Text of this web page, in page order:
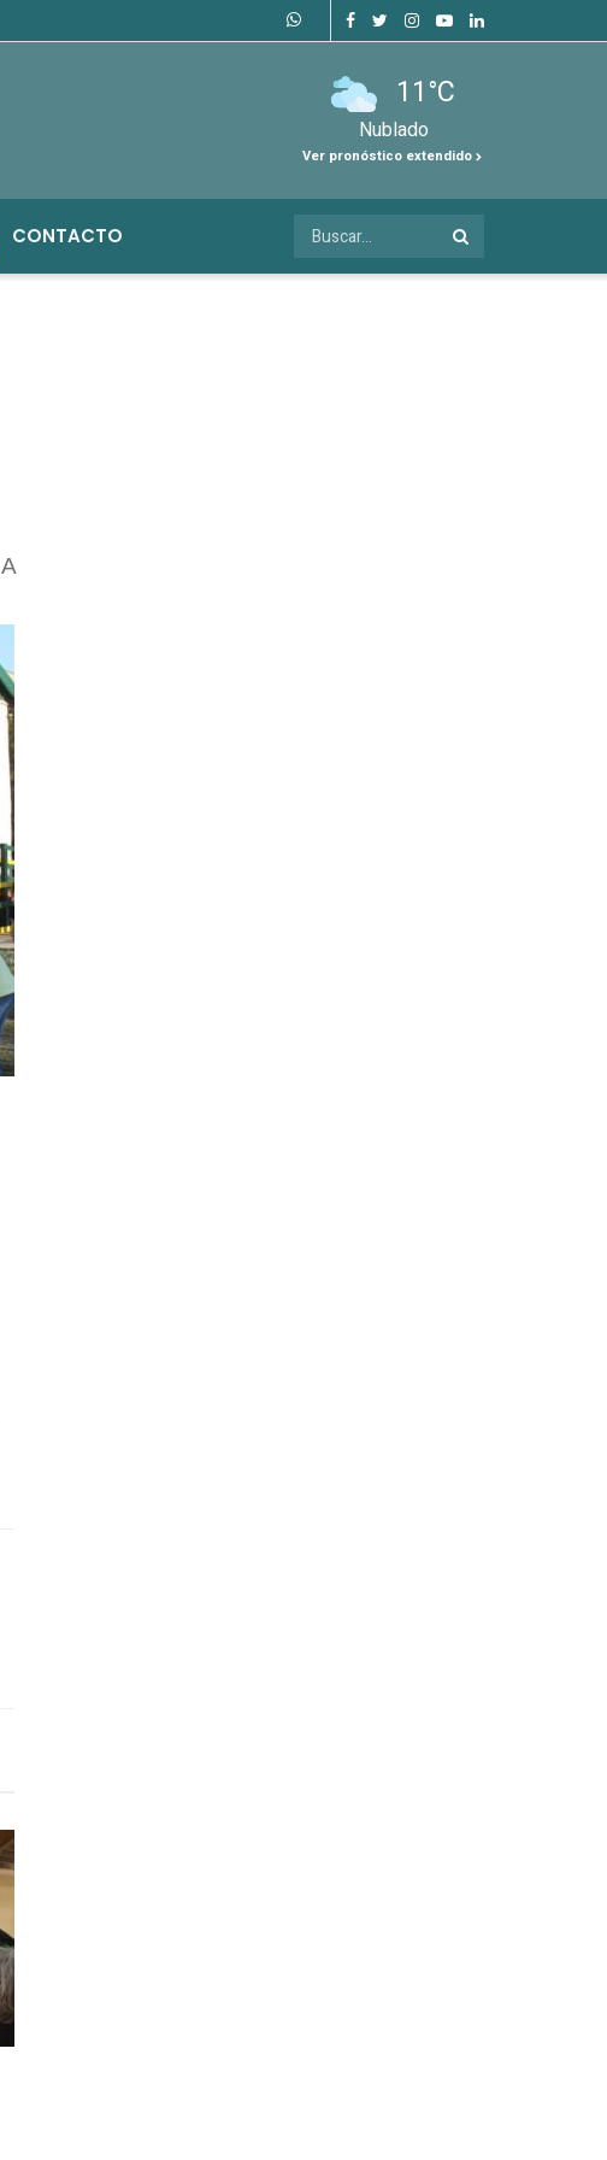
11°C
Nublado
Ver pronóstico extendido
CONTACTO
A